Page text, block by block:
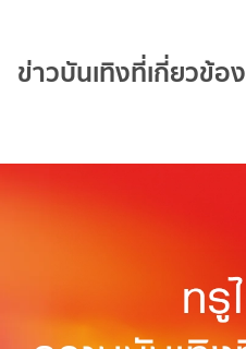
ข่าวบันเทิงที่เกี่ยวข้อง